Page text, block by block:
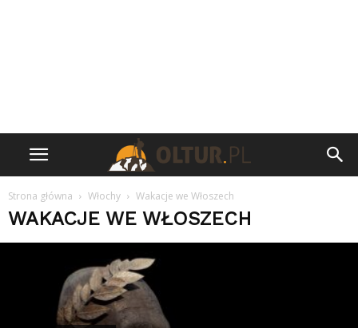
Strona główna Włochy Wakacje we Włoszech
WAKACJE WE WŁOSZECH